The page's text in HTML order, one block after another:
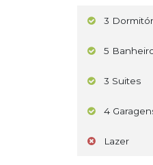
3
5
3 Suites
4
Lazer